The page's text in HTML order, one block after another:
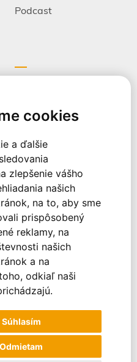
cookies
a ďalšie
zlepšenie vášho
našich
na to, aby sme
prispôsobený
reklamy, na
našich
a na
odkiaľ naši
Súhlasím
Odmietam
Podcast
Pracovné príležitosti
Všeobecné zmluvné
podmienky
Alternatívne riešenie
sporov
Spracovanie osobných
údajov
Travel, s.r.o. Všetky práva
vyhradené.